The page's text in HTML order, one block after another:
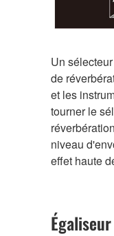
Un
de
et les
tourner le
niveau
effet haute